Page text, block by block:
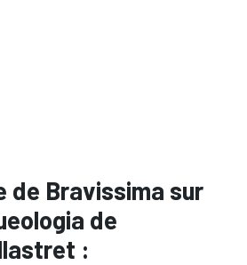
de Bravissima sur
de
: